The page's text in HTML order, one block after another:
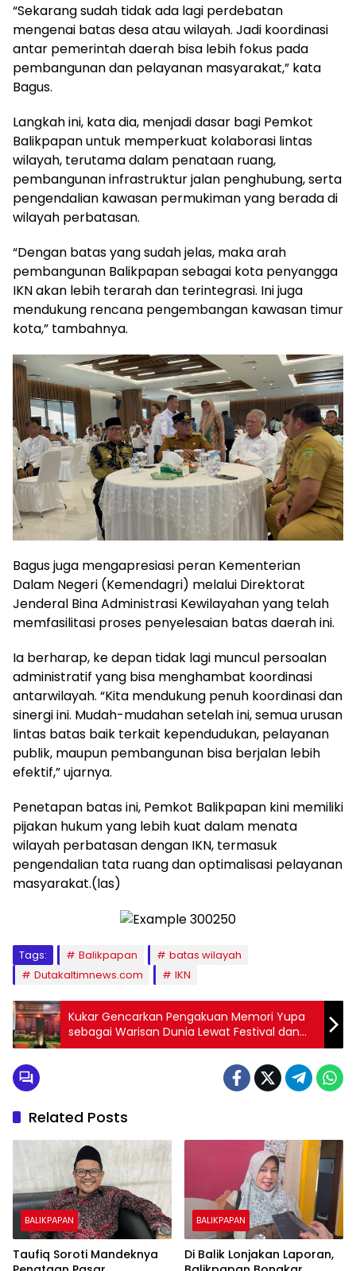
“Sekarang sudah tidak ada lagi perdebatan
mengenai batas desa atau wilayah. Jadi koordinasi
antar pemerintah daerah bisa lebih fokus pada
pembangunan dan pelayanan masyarakat,” kata
Bagus.
Langkah ini, kata dia, menjadi dasar bagi Pemkot
Balikpapan untuk memperkuat kolaborasi lintas
wilayah, terutama dalam penataan ruang,
pembangunan infrastruktur jalan penghubung, serta
pengendalian kawasan permukiman yang berada di
wilayah perbatasan.
“Dengan batas yang sudah jelas, maka arah
pembangunan Balikpapan sebagai kota penyangga
IKN akan lebih terarah dan terintegrasi. Ini juga
mendukung rencana pengembangan kawasan timur
kota,” tambahnya.
Bagus juga mengapresiasi peran Kementerian
Dalam Negeri (Kemendagri) melalui Direktorat
Jenderal Bina Administrasi Kewilayahan yang telah
memfasilitasi proses penyelesaian batas daerah ini.
Ia berharap, ke depan tidak lagi muncul persoalan
administratif yang bisa menghambat koordinasi
antarwilayah. “Kita mendukung penuh koordinasi dan
sinergi ini. Mudah-mudahan setelah ini, semua urusan
lintas batas baik terkait kependudukan, pelayanan
publik, maupun pembangunan bisa berjalan lebih
efektif,” ujarnya.
Penetapan batas ini, Pemkot Balikpapan kini memiliki
pijakan hukum yang lebih kuat dalam menata
wilayah perbatasan dengan IKN, termasuk
pengendalian tata ruang dan optimalisasi pelayanan
masyarakat.(las)
Tags: Balikpapan
batas wilayah
Dutakaltimnews.com
IKN
Kukar Gencarkan Pengakuan Memori Yupa
sebagai Warisan Dunia Lewat Festival dan
Dukungan Publik
Related Posts
BALIKPAPAN
Taufiq Soroti Mandeknya
BALIKPAPAN
Di Balik Lonjakan Laporan,